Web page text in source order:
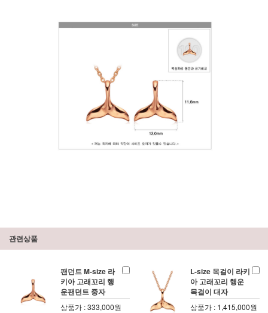
관련상품
팬던트 M-size 라
키아 고래꼬리 행
운팬던트 중자
상품가 : 333,000원
L-size 목걸이 라키
아 고래꼬리 행운
목걸이 대자
상품가 : 1,415,000원